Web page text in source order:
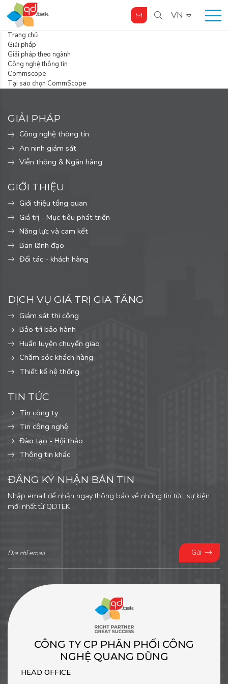
VN
Trang chủ
Giải pháp
Giải pháp theo ngành
Công nghệ thông tin
Commscope
Tại sao chọn CommScope
GIẢI PHÁP
Công nghệ thông tin
An ninh giám sát
Viễn thông & Ngân hàng
GIỚI THIỆU
Giới thiệu tổng quan
Giá trị - Mục tiêu phát triển
Năng lực và cam kết
Ban lãnh đạo
Đối tác - khách hàng
DỊCH VỤ GIÁ TRỊ GIA TĂNG
Giám sát thi công
Bảo trì bảo hành
Huấn luyện chuyển giao
Chăm sóc khách hàng
Thiết kế hệ thống
TIN TỨC
Tin công ty
Tin công nghệ
Đào tạo - Hội thảo
Thông tin khác
ĐĂNG KÝ NHẬN BẢN TIN
Nhập email để nhận ngay thông báo về những tin tức, sự kiện
mới nhất từ QDTEK
Gửi
CÔNG TY CP PHÂN PHỐI CÔNG
NGHỆ QUANG DŨNG
HEAD OFFICE